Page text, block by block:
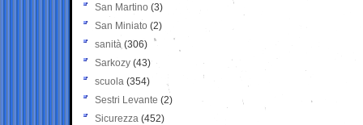
San Martino (3)
San Miniato (2)
sanità (306)
Sarkozy (43)
scuola (354)
Sestri Levante (2)
Sicurezza (452)